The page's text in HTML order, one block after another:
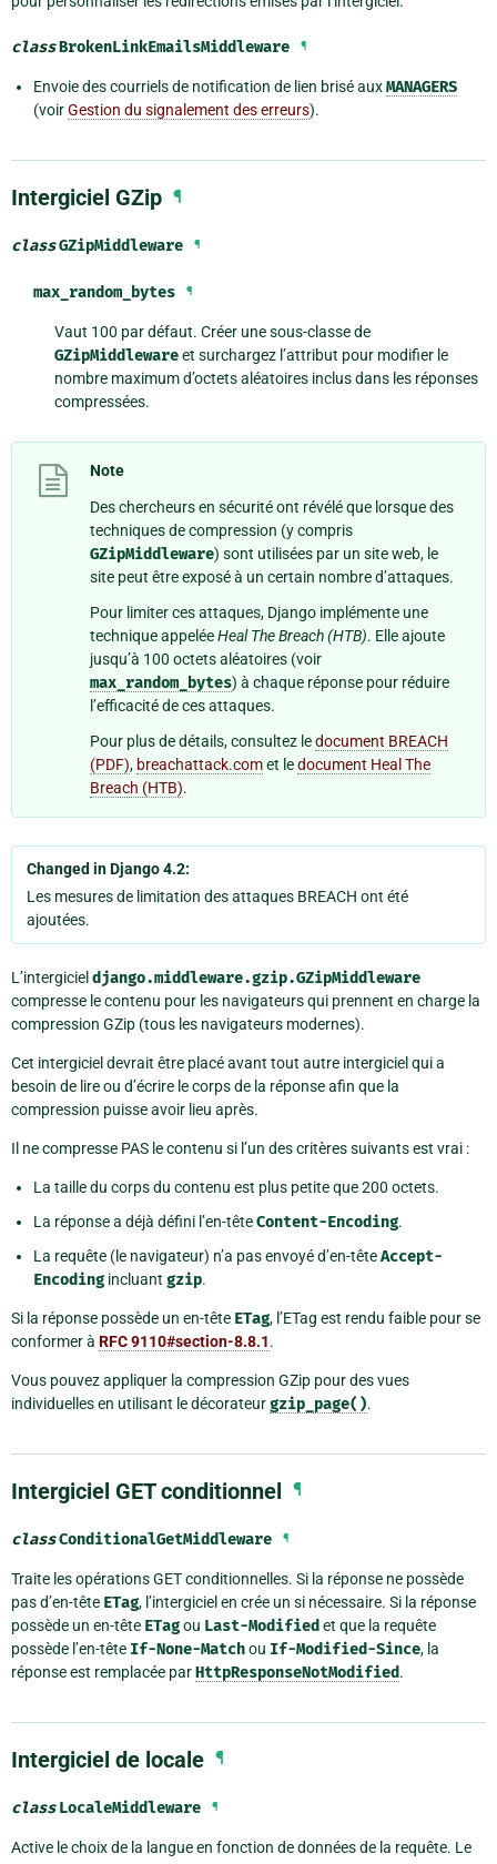
classBrokenLinkEmailsMiddleware ¶
Envoie des courriels de notification de lien brisé auxMANAGERS
(voirGestion du signalement des erreurs).
Intergiciel GZip ¶
classGZipMiddleware ¶
max_random_bytes ¶
Vaut 100 par défaut. Créer une sous-classe de
GZipMiddlewareet surchargez l’attribut pour modifier le
nombre maximum d’octets aléatoires inclus dans les réponses
compressées.
Note
Des chercheurs en sécurité ont révélé que lorsque des
techniques de compression (y compris
GZipMiddleware) sont utilisées par un site web, le
site peut être exposé à un certain nombre d’attaques.
Pour limiter ces attaques, Django implémente une
technique appeléeHeal The Breach (HTB). Elle ajoute
jusqu’à 100 octets aléatoires (voir
max_random_bytes) à chaque réponse pour réduire
l’efficacité de ces attaques.
Pour plus de détails, consultez ledocument BREACH
(PDF), breachattack.comet ledocument Heal The
Breach (HTB).
Changed in Django 4.2:
Les mesures de limitation des attaques BREACH ont été
ajoutées.
L’intergiciel django.middleware.gzip.GZipMiddleware
compresse le contenu pour les navigateurs qui prennent en charge la
compression GZip (tous les navigateurs modernes).
Cet intergiciel devrait être placé avant tout autre intergiciel qui a
besoin de lire ou d’écrire le corps de la réponse afin que la
compression puisse avoir lieu après.
Il ne compresse PAS le contenu si l’un des critères suivants est vrai :
La taille du corps du contenu est plus petite que 200 octets.
La réponse a déjà défini l’en-têteContent-Encoding.
La requête (le navigateur) n’a pas envoyé d’en-têteAccept-
Encoding incluant gzip.
Si la réponse possède un en-tête ETag, l’ETag est rendu faible pour se
conformer à RFC 9110#section-8.8.1.
Vous pouvez appliquer la compression GZip pour des vues
individuelles en utilisant le décorateurgzip_page().
Intergiciel GET conditionnel ¶
classConditionalGetMiddleware ¶
Traite les opérations GET conditionnelles. Si la réponse ne possède
pas d’en-tête ETag, l’intergiciel en crée un si nécessaire. Si la réponse
possède un en-tête ETagou Last-Modified et que la requête
possède l’en-tête If-None-Matchou If-Modified-Since, la
réponse est remplacée parHttpResponseNotModified.
Intergiciel de locale ¶
class LocaleMiddleware ¶
Active le choix de la langue en fonction de données de la requête. Le